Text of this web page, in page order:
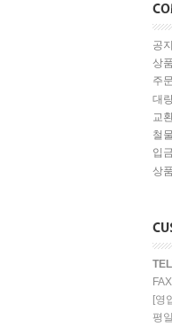
공
상
주
대
교
철
입
상
[영
평